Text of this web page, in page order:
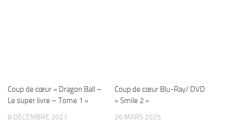
Coup de cœur « Dragon Ball –
Le super livre – Tome 1 »
8 DÉCEMBRE 2021
Coup de cœur Blu-Ray/ DVD
« Smile 2 »
26 MARS 2025